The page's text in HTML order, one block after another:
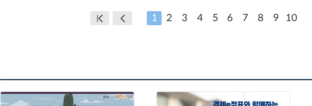
1 2 3 4 5 6 7 8 9 10